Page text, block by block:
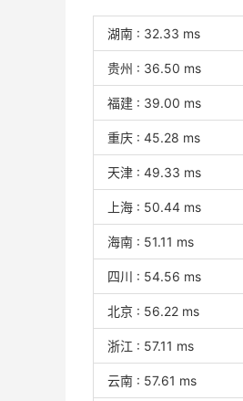
湖南 : 32.33 ms
贵州 : 36.50 ms
福建 : 39.00 ms
重庆 : 45.28 ms
天津 : 49.33 ms
上海 : 50.44 ms
海南 : 51.11 ms
四川 : 54.56 ms
北京 : 56.22 ms
浙江 : 57.11 ms
云南 : 57.61 ms